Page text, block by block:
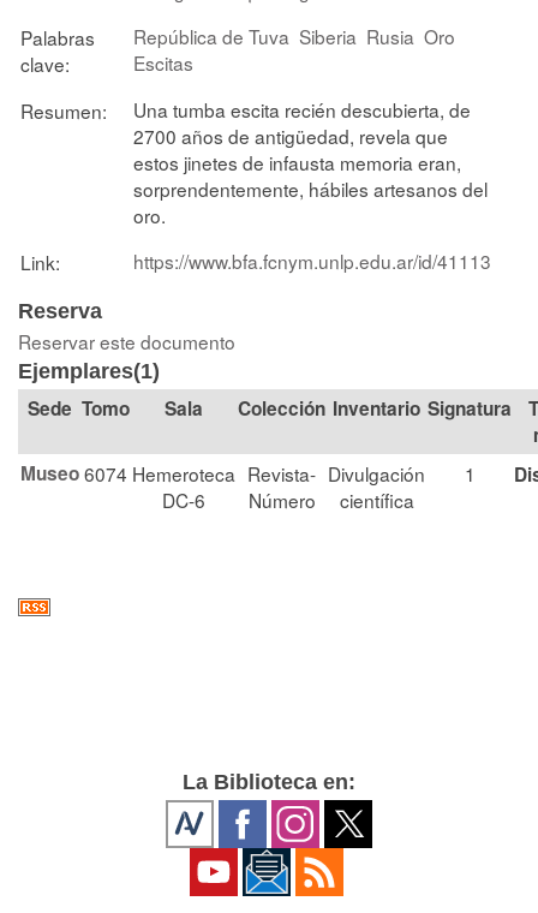
Palabras
clave:
República de Tuva Siberia Rusia Oro
Escitas
Resumen:
Una tumba escita recién descubierta, de
2700 años de antigüedad, revela que
estos jinetes de infausta memoria eran,
sorprendentemente, hábiles artesanos del
oro.
Link:
https://www.bfa.fcnym.unlp.edu.ar/id/41113
Reserva
Reservar este documento
Ejemplares(1)
Tomo Sala Colección Signatura
Museo6074 Hemeroteca
DC-6
Revista-
Número
Divulgación
científica
1
La Biblioteca en: